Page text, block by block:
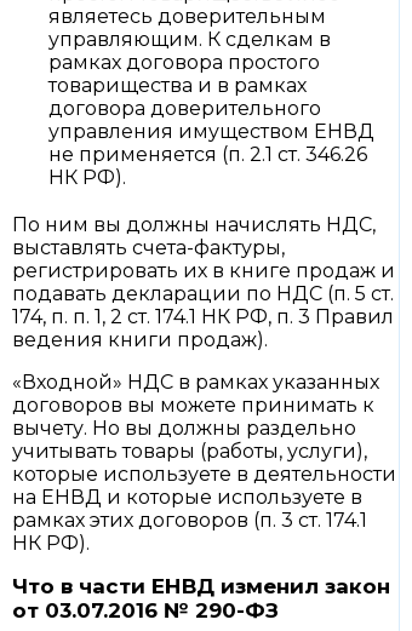
являетесь доверительным
управляющим. К сделкам в
рамках договора простого
товарищества и в рамках
договора доверительного
управления имуществом ЕНВД
не применяется (п. 2.1 ст. 346.26
НК РФ).
По ним вы должны начислять НДС,
выставлять счета-фактуры,
регистрировать их в книге продаж и
подавать декларации по НДС (п. 5 ст.
174, п. п. 1, 2 ст. 174.1 НК РФ, п. 3 Правил
ведения книги продаж).
«Входной» НДС в рамках указанных
договоров вы можете принимать к
вычету. Но вы должны раздельно
учитывать товары (работы, услуги),
которые используете в деятельности
на ЕНВД и которые используете в
рамках этих договоров (п. 3 ст. 174.1
НК РФ).
Что в части ЕНВД изменил закон
от 03.07.2016 № 290-ФЗ